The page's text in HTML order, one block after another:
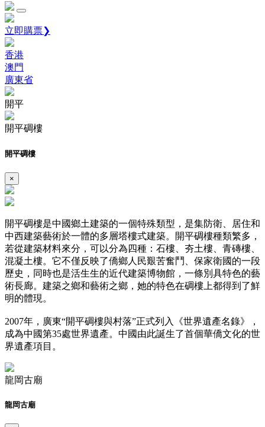
立即購票❯
香港
澳門
廣東省
開平
開平碉樓
開平碉樓
×
開平碉樓是中國鄉土建築的一個特殊類型，是集防衛、居住和
中西建築藝術於一體的多層塔樓式建築。開平碉樓種類繁多，
若從建築材料來分，可以分為四種：石樓、夯土樓、青磚樓、
混凝土樓。它不僅反映了僑鄉人民艱苦奮鬥、保家衛國的一段
歷史，同時也是活生生的近代建築博物館，一條別具特色的藝
術長廊。建築之鄉和藝術之鄉，她的特色在碉樓上都得到了鮮
明的體現。
2007年，廣東“開平碉樓與村落”正式列入《世界遺產名錄》，
成為中國第35處世界遺產。中國由此誕生了首個華僑文化的世
界遺產項目。
龍岡古廟
龍岡古廟